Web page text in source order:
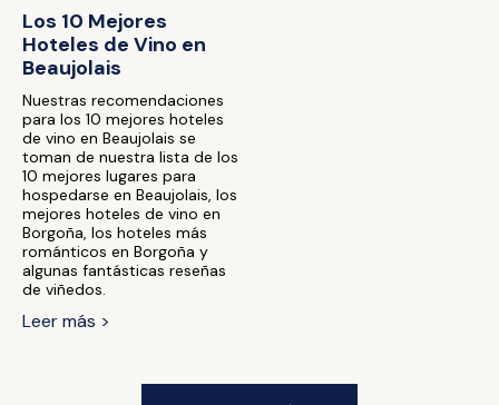
Los 10 Mejores
Hoteles de Vino en
Beaujolais
Nuestras recomendaciones
para los 10 mejores hoteles
de vino en Beaujolais se
toman de nuestra lista de los
10 mejores lugares para
hospedarse en Beaujolais, los
mejores hoteles de vino en
Borgoña, los hoteles más
románticos en Borgoña y
algunas fantásticas reseñas
de viñedos.
Leer más >